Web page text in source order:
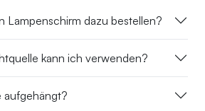
Lampenschirm dazu bestellen?
kann ich verwenden?
aufgehängt?